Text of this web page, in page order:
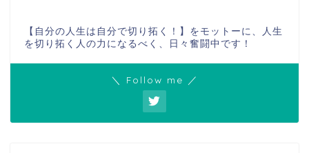
【自分の人生は自分で切り拓く！】をモットーに、人生
を切り拓く人の力になるべく、日々奮闘中です！
＼ Follow me ／